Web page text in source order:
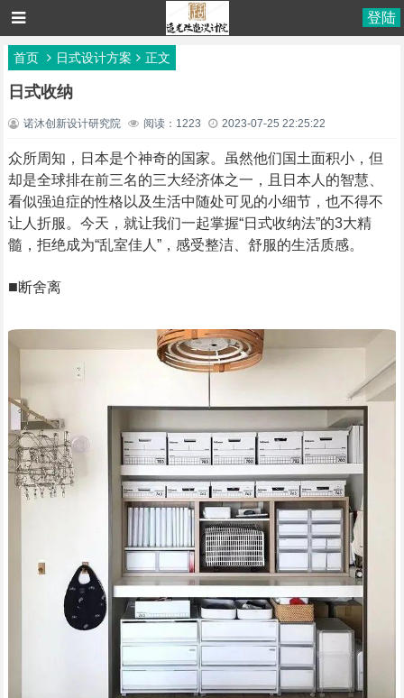
登陆
首页 日式设计方案 正文
日式收纳
诺沐创新设计研究院 阅读：1223 2023-07-25 22:25:22
众所周知，日本是个神奇的国家。虽然他们国土面积小，但
却是全球排在前三名的三大经济体之一，且日本人的智慧、
看似强迫症的性格以及生活中随处可见的小细节，也不得不
让人折服。今天，就让我们一起掌握“日式收纳法”的3大精
髓，拒绝成为“乱室佳人”，感受整洁、舒服的生活质感。
■断舍离